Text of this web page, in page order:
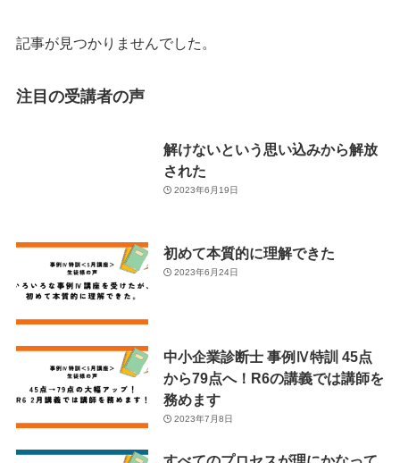
記事が見つかりませんでした。
注目の受講者の声
解けないという思い込みから解放
された
2023年6月19日
初めて本質的に理解できた
2023年6月24日
中小企業診断士 事例Ⅳ特訓 45点
から79点へ！R6の講義では講師を
務めます
2023年7月8日